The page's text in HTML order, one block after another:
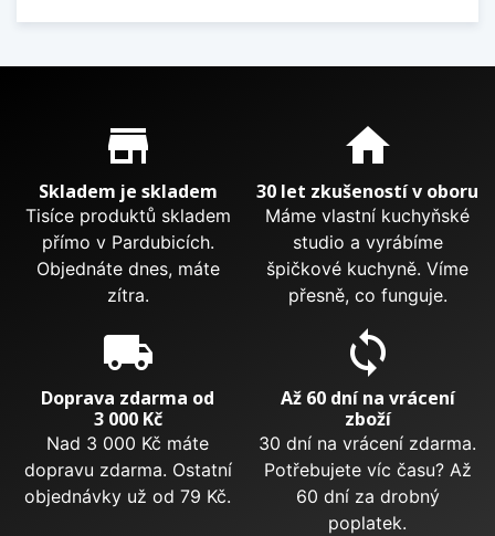
Proč nakupovat u nás?
store_mall_directory
Skladem je skladem
Tisíce produktů skladem
přímo v Pardubicích.
Objednáte dnes, máte
zítra.
home
30 let zkušeností v oboru
Máme vlastní kuchyňské
studio a vyrábíme
špičkové kuchyně. Víme
přesně, co funguje.
local_shipping
Doprava zdarma od
3 000 Kč
Nad 3 000 Kč máte
dopravu zdarma. Ostatní
objednávky už od 79 Kč.
sync
Až 60 dní na vrácení
zboží
30 dní na vrácení zdarma.
Potřebujete víc času? Až
60 dní za drobný
poplatek.